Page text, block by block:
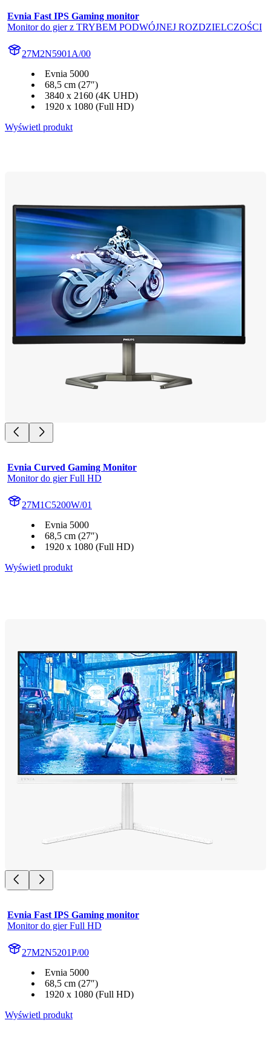
Evnia Fast IPS Gaming monitor
Monitor do gier z TRYBEM PODWÓJNEJ ROZDZIELCZOŚCI
27M2N5901A/00
Evnia 5000
68,5 cm (27″)
3840 x 2160 (4K UHD)
1920 x 1080 (Full HD)
Wyświetl produkt
Evnia Curved Gaming Monitor
Monitor do gier Full HD
27M1C5200W/01
Evnia 5000
68,5 cm (27″)
1920 x 1080 (Full HD)
Wyświetl produkt
Evnia Fast IPS Gaming monitor
Monitor do gier Full HD
27M2N5201P/00
Evnia 5000
68,5 cm (27″)
1920 x 1080 (Full HD)
Wyświetl produkt